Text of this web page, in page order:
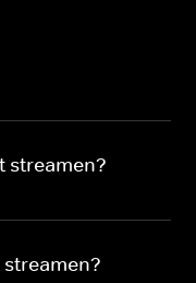
streamen?